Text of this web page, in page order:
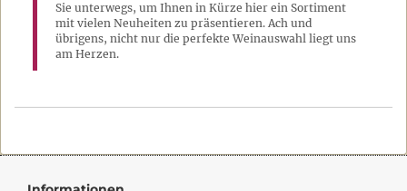
Sie unterwegs, um Ihnen in Kürze hier ein Sortiment
mit vielen Neuheiten zu präsentieren. Ach und
übrigens, nicht nur die perfekte Weinauswahl liegt uns
am Herzen.